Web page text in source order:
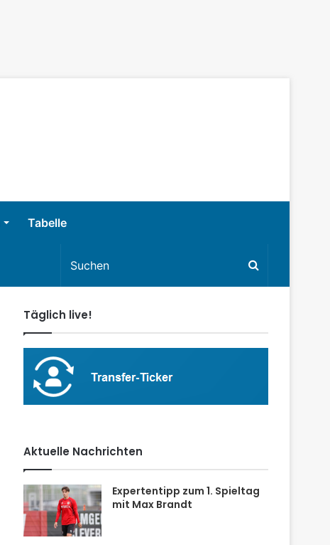
Tabelle
Täglich live!
Aktuelle Nachrichten
Expertentipp zum 1. Spieltag
mit Max Brandt